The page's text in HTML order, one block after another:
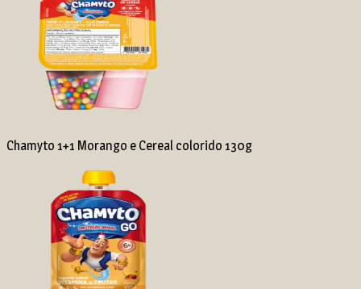
Chamyto 1+1 Morango e Cereal colorido 130g